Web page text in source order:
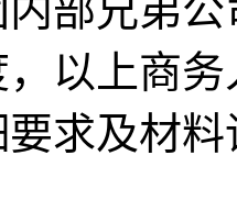
部兄弟
以上商
求及材